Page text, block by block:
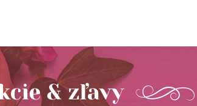
& zľavy